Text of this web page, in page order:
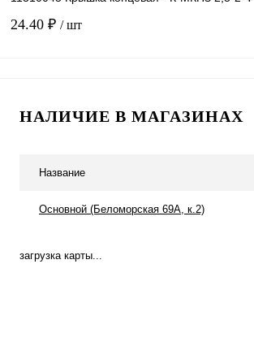
24.40 ₽ / шт
НАЛИЧИЕ В МАГАЗИНАХ
Название
Основной (Беломорская 69А, к.2)
загрузка карты...